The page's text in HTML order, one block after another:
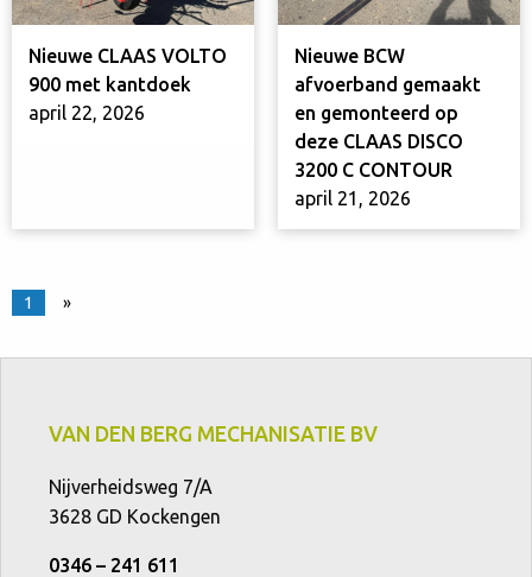
Nieuwe CLAAS VOLTO
900 met kantdoek
april 22, 2026
Nieuwe BCW
afvoerband gemaakt
en gemonteerd op
deze CLAAS DISCO
3200 C CONTOUR
april 21, 2026
1 »
VAN DEN BERG MECHANISATIE BV
Nijverheidsweg 7/A
3628 GD Kockengen
0346 – 241 611